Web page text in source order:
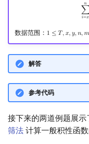
𝑛
𝑖=𝑥
∑i=
数据范围： 1 ≤ 𝑇 ,𝑥,𝑦,𝑛,𝑚
1≤T, x,y, n,m, k≤ 5×
解答
参考代码
接下来的两道例题展
筛法 计算一般积性函数